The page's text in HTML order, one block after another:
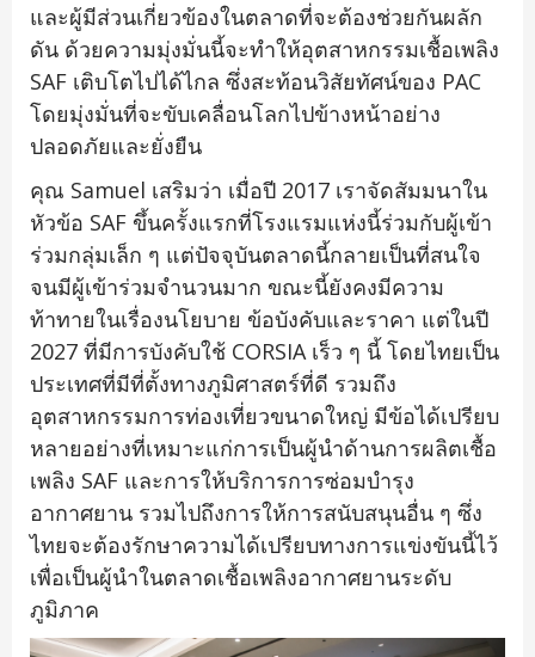
และผู้มีส่วนเกี่ยวข้องในตลาดที่จะต้องช่วยกันผลัก
ดัน ด้วยความมุ่งมั่นนี้จะทำให้อุตสาหกรรมเชื้อเพลิง
SAF เติบโตไปได้ไกล ซึ่งสะท้อนวิสัยทัศน์ของ PAC
โดยมุ่งมั่นที่จะขับเคลื่อนโลกไปข้างหน้าอย่าง
ปลอดภัยและยั่งยืน
คุณ Samuel เสริมว่า เมื่อปี 2017 เราจัดสัมมนาใน
หัวข้อ SAF ขึ้นครั้งแรกที่โรงแรมแห่งนี้ร่วมกับผู้เข้า
ร่วมกลุ่มเล็ก ๆ แต่ปัจจุบันตลาดนี้กลายเป็นที่สนใจ
จนมีผู้เข้าร่วมจำนวนมาก ขณะนี้ยังคงมีความ
ท้าทายในเรื่องนโยบาย ข้อบังคับและราคา แต่ในปี
2027 ที่มีการบังคับใช้ CORSIA เร็ว ๆ นี้ โดยไทยเป็น
ประเทศที่มีที่ตั้งทางภูมิศาสตร์ที่ดี รวมถึง
อุตสาหกรรมการท่องเที่ยวขนาดใหญ่ มีข้อได้เปรียบ
หลายอย่างที่เหมาะแก่การเป็นผู้นำด้านการผลิตเชื้อ
เพลิง SAF และการให้บริการการซ่อมบำรุง
อากาศยาน รวมไปถึงการให้การสนับสนุนอื่น ๆ ซึ่ง
ไทยจะต้องรักษาความได้เปรียบทางการแข่งขันนี้ไว้
เพื่อเป็นผู้นำในตลาดเชื้อเพลิงอากาศยานระดับ
ภูมิภาค